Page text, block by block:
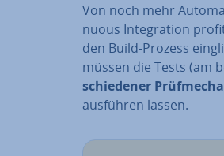
Von noch mehr
nuous In­te­gra­ti­on
den Build-Prozess
müssen die Tests (am
schie­de­ner
ausführen lassen.